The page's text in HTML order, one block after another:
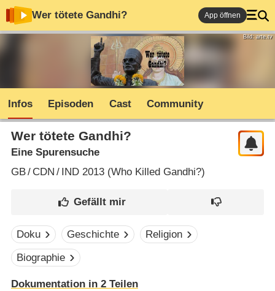
Wer tötete Gandhi? App öffnen
Bild: arte.tv
Infos Episoden Cast Community
Wer tötete Gandhi?
Eine Spurensuche
GB/ CDN / IND2013 (Who Killed Gandhi?)
Doku Geschichte
Religion
Biographie
Dokumentation in 2 Teilen